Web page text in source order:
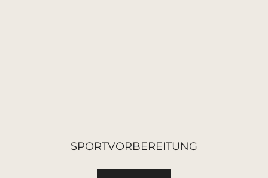
SPORTVORBEREITUNG